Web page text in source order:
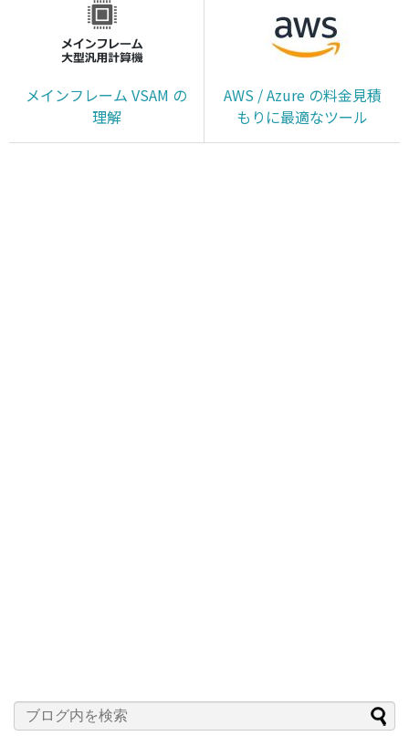
メインフレーム VSAM の
理解
AWS / Azure の料金見積
もりに最適なツール